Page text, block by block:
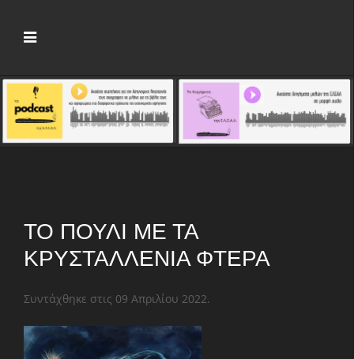
ΤΟ ΠΟΥΛΊ ΜΕ ΤΑ
ΚΡΥΣΤΑΛΛΈΝΙΑ ΦΤΕΡΆ
Συντάχθηκε στις 09 Απριλίου 2022.